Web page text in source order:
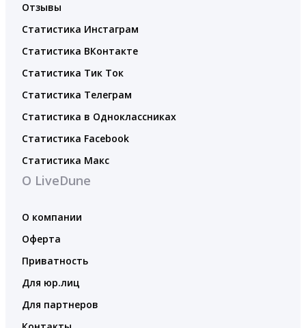
Отзывы
Статистика Инстаграм
Статистика ВКонтакте
Статистика Тик Ток
Статистика Телеграм
Статистика в Одноклассниках
Статистика Facebook
Статистика Макс
О LiveDune
О компании
Оферта
Приватность
Для юр.лиц
Для партнеров